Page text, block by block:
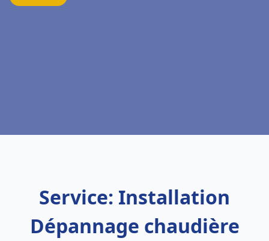
Service: Installation
Dépannage chaudière